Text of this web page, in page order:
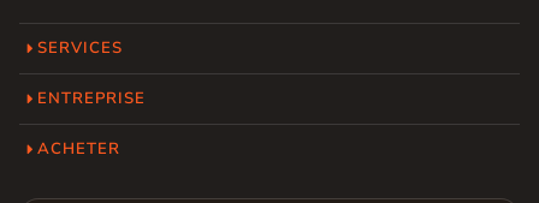
SERVICES
ENTREPRISE
ACHETER